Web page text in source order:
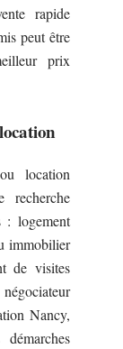
rapide
peut être
prix
location
recherche
: logement
immobilier
de visites
Nancy,